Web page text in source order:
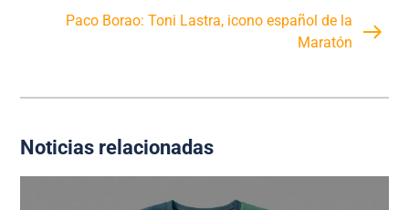
Paco Borao: Toni Lastra, icono español de la
Maratón
Noticias relacionadas